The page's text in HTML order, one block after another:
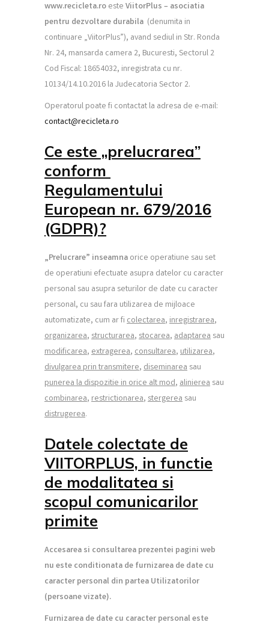
www.recicleta.ro este ViitorPlus – asociatia
pentru dezvoltare durabila (denumita in
continuare „ViitorPlus”), avand sediul in Str. Ronda
Nr. 24, mansarda camera 2, Bucuresti, Sectorul 2
Cod Fiscal: 18654032, inregistrata cu nr.
10134/14.10.2016 la Judecatoria Sector 2.
Operatorul poate fi contactat la adresa de e-mail:
contact@recicleta.ro
Ce este „prelucrarea”
conform
Regulamentului
European nr. 679/2016
(GDPR)?
„Prelucrare” inseamna orice operatiune sau set
de operatiuni efectuate asupra datelor cu caracter
personal sau asupra seturilor de date cu caracter
personal, cu sau fara utilizarea de mijloace
automatizate, cum ar fi colectarea, inregistrarea,
organizarea, structurarea, stocarea, adaptarea sau
modificarea, extragerea, consultarea, utilizarea,
divulgarea prin transmitere, diseminarea sau
punerea la dispozitie in orice alt mod, alinierea sau
combinarea, restrictionarea, stergerea sau
distrugerea.
Datele colectate de
VIITORPLUS, in functie
de modalitatea si
scopul comunicarilor
primite
Accesarea si consultarea prezentei pagini web
nu este conditionata de furnizarea de date cu
caracter personal din partea Utilizatorilor
(persoane vizate).
Furnizarea de date cu caracter personal este